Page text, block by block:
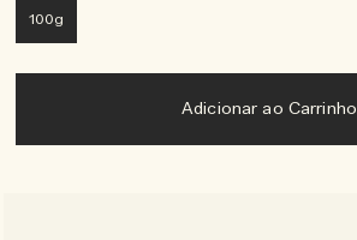
100g
Adicionar ao Carrinho